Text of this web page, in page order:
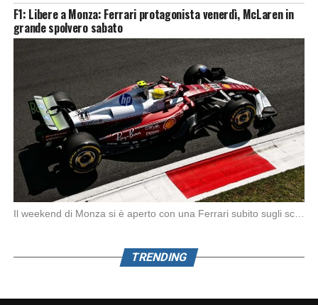
F1: Libere a Monza: Ferrari protagonista venerdì, McLaren in
grande spolvero sabato
Il weekend di Monza si è aperto con una Ferrari subito sugli scudi. Nella prima […]
TRENDING